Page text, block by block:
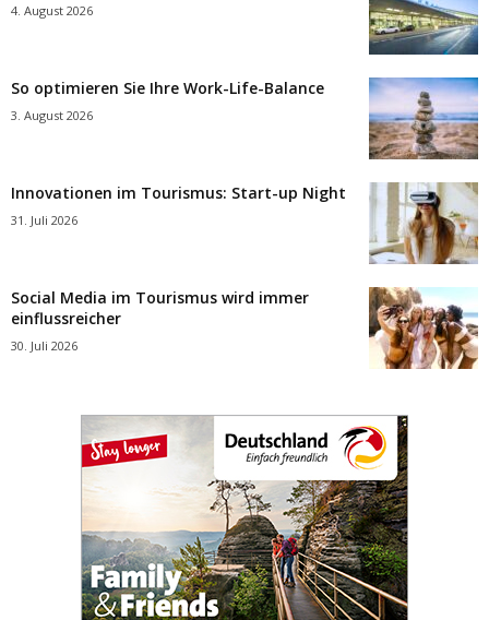
4. August 2026
So optimieren Sie Ihre Work-Life-Balance
3. August 2026
Innovationen im Tourismus: Start-up Night
31. Juli 2026
Social Media im Tourismus wird immer
einflussreicher
30. Juli 2026